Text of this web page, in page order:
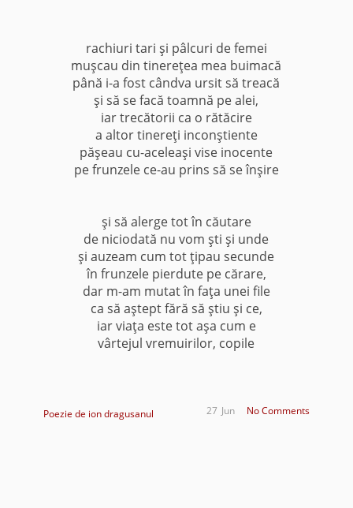
rachiuri tari şi pâlcuri de femei
muşcau din tinereţea mea buimacă
până i-a fost cândva ursit să treacă
şi să se facă toamnă pe alei,
iar trecătorii ca o rătăcire
a altor tinereţi inconştiente
păşeau cu-aceleaşi vise inocente
pe frunzele ce-au prins să se înşire
şi să alerge tot în căutare
de niciodată nu vom şti şi unde
şi auzeam cum tot ţipau secunde
în frunzele pierdute pe cărare,
dar m-am mutat în faţa unei file
ca să aştept fără să ştiu şi ce,
iar viaţa este tot aşa cum e
vârtejul vremuirilor, copile
Poezie de ion dragusanul No Comments
Jun
27